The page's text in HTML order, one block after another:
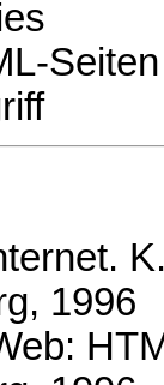
Seiten
1996